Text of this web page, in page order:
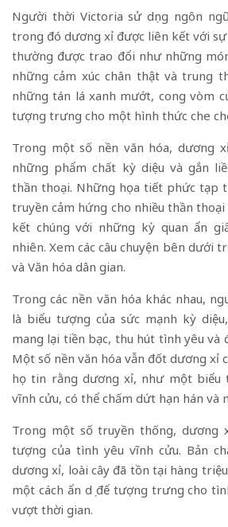
Người thời Victoria sử dụng ngôn
trong đó dương xỉ được liên kết với sự
thường được trao đổi như những
những cảm xúc chân thật và trung
những tán lá xanh mướt, cong vòm
tượng trưng cho một hình thức che
Trong một số nền văn hóa, dương
những phẩm chất kỳ diệu và gắn
thần thoại. Những họa tiết phức tạp
truyền cảm hứng cho nhiều thần thoại
kết chúng với những kỳ quan ẩn
nhiên. Xem các câu chuyện bên dưới
và Văn hóa dân gian.
Trong các nền văn hóa khác nhau,
là biểu tượng của sức mạnh kỳ
mang lại tiền bạc, thu hút tình yêu và
Một số nền văn hóa vẫn đốt dương xỉ
họ tin rằng dương xỉ, như một biểu
vĩnh cửu, có thể chấm dứt hạn hán và
Trong một số truyền thống, dương
tượng của tình yêu vĩnh cửu. Bản
dương xỉ, loài cây đã tồn tại hàng triệu
một cách ẩn dụ để tượng trưng cho
vượt thời gian.